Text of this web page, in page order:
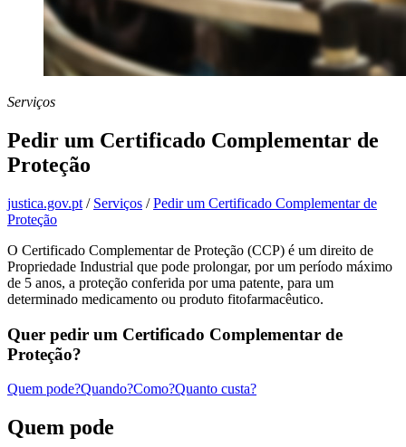
Serviços
Pedir um Certificado Complementar de
Proteção
justica.gov.pt / Serviços /Pedir um Certificado Complementar de
Proteção
O Certificado Complementar de Proteção (CCP) é um direito de
Propriedade Industrial que pode prolongar, por um período máximo
de 5 anos, a proteção conferida por uma patente, para um
determinado medicamento ou produto fitofarmacêutico.
Quer pedir um Certificado Complementar de
Proteção?
Quem pode?Quando?Como?Quanto custa?
Quem pode